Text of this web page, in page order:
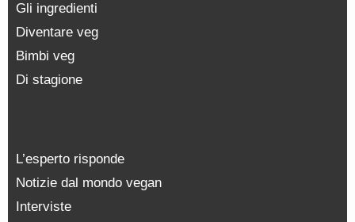
Gli ingredienti
Diventare veg
Bimbi veg
Di stagione
L’esperto risponde
Notizie dal mondo vegan
Interviste